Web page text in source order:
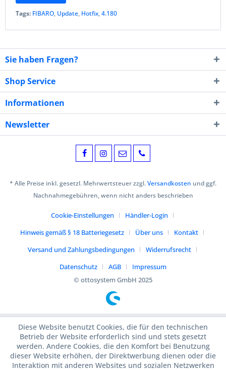
Tags: FIBARO, Update, Hotfix,4.180
Sie haben Fragen?
Shop Service
Informationen
Newsletter
* Alle Preise inkl. gesetzl. Mehrwertsteuer zzgl.Versandkosten und ggf.
Nachnahmegebühren, wenn nicht anders beschrieben
Cookie-Einstellungen
Händler-Login
Hinweis gemäß § 18 Batteriegesetz
Über uns
Kontakt
Versand und Zahlungsbedingungen
Widerrufsrecht
Datenschutz
AGB
Impressum
© ottosystem GmbH 2025
Diese Website benutzt Cookies, die für den technischen
Betrieb der Website erforderlich sind und stets gesetzt
werden. Andere Cookies, die den Komfort bei Benutzung
dieser Website erhöhen, der Direktwerbung dienen oder die
Interaktion mit anderen Websites und sozialen Netzwerken